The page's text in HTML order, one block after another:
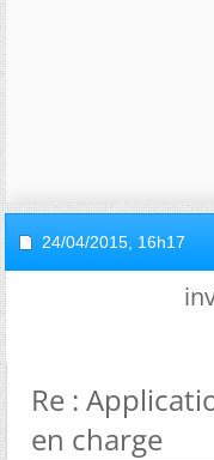
24/04/2015, 16h17
Re :
en charge